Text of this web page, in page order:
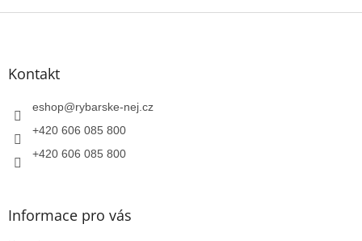
v
Z
Kontakt
eshop@rybarske-nej.cz
+420 606 085 800
+420 606 085 800
Informace pro vás